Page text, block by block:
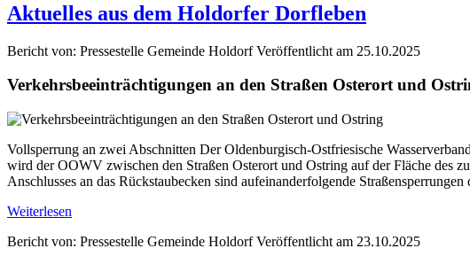
Aktuelles aus dem Holdorfer Dorfleben
Bericht von: Pressestelle Gemeinde Holdorf Veröffentlicht am 25.10.2025
Verkehrsbeeinträchtigungen an den Straßen Osterort und
Vollsperrung an zwei Abschnitten Der Oldenburgisch-Ostfriesische
wird der OOWV zwischen den Straßen Osterort und Ostring auf der Fläche des
Anschlusses an das Rückstaubecken sind aufeinanderfolgende
Weiterlesen
Bericht von: Pressestelle Gemeinde Holdorf Veröffentlicht am 23.10.2025